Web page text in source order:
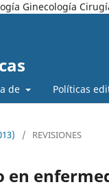
Ginecología
de Políticas
/ REVISIONES
en